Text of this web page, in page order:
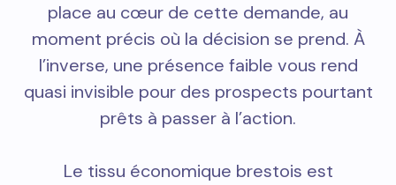
place au cœur de cette demande, au
moment précis où la décision se prend. À
l’inverse, une présence faible vous rend
quasi invisible pour des prospects pourtant
prêts à passer à l’action.
Le tissu économique brestois est